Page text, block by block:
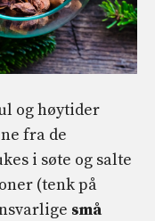
og høytider
fra de
i søte og salte
(tenk på
små